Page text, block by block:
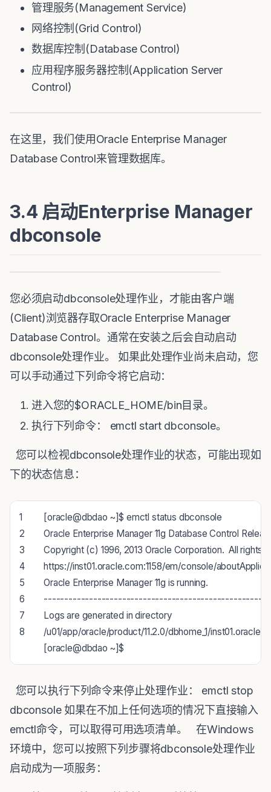
管理服务(Management Service)
网络控制(Grid Control)
数据库控制(Database Control)
应用程序服务器控制(Application Server
Control)
在这里，我们使用Oracle Enterprise Manager
Database Control来管理数据库。
3.4 启动Enterprise Manager
dbconsole
您必须启动dbconsole处理作业，才能由客户端
(Client)浏览器存取Oracle Enterprise Manager
Database Control。通常在安装之后会自动启动
dbconsole处理作业。 如果此处理作业尚未启动，您
可以手动通过下列命令将它启动：
进入您的$ORACLE_HOME/bin目录。
执行下列命令： emctl start dbconsole。
您可以检视dbconsole处理作业的状态，可能出现如
下的状态信息：
1
2
3
4
5
6
7
8
[oracle@dbdao ~]$ emctl status dbconsole
Oracle Enterprise Manager 11g DatabaseControl
Copyright (c) 1996, 2013 Oracle Corporation. Allrights
https://inst01.oracle.com:1158/em/console/
Oracle Enterprise Manager 11g is running.
------------------------------------------------------
Logsare generated in directory
/u01/app/oracle/product/11.2.0/dbhome_1/inst01.oracle
[oracle@dbdao ~]$
您可以执行下列命令来停止处理作业： emctl stop
dbconsole 如果在不加上任何选项的情况下直接输入
emctl命令，可以取得可用选项清单。 在Windows
环境中，您可以按照下列步骤将dbconsole处理作业
启动成为一项服务：